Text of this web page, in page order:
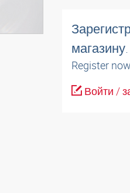
магазину.
Register
Войти /